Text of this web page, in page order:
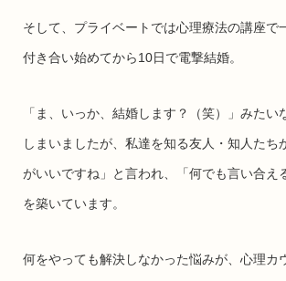
そして、プライベートでは心理療法の講座で
付き合い始めてから10日で電撃結婚。
「ま、いっか、結婚します？（笑）」みたい
しまいましたが、私達を知る友人・知人たち
がいいですね」と言われ、「何でも言い合え
を築いています。
何をやっても解決しなかった悩みが、心理カ